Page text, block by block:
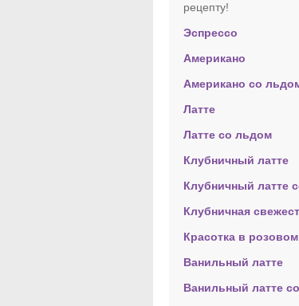
рецепту!
Эспрессо
Американо
Американо со
Латте
Латте со льдом
Клубничный латте
Клубничный латте
Клубничная
Красотка в розовом
Ванильный латте
Ванильный латте